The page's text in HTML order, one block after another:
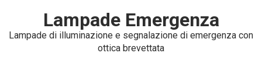
Lampade Emergenza
Lampade di illuminazione e segnalazione di emergenza con
ottica brevettata